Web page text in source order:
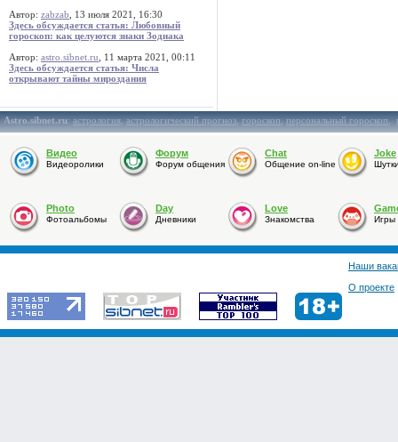
Автор: zabzab , 13 июля 2021, 16:30
Здесь обсуждается статья: Любовный
гороскоп: как целуются знаки Зодиака
Автор: astro.sibnet.ru , 11 марта 2021, 00:11
Здесь обсуждается статья: Числа
открывают тайны мироздания
Astro.sibnet.ru:астрология,астрологический прогноз,гороскоп,персональный гороскоп,
Видео
Видеоролики
Форум
Форум общения
Chat
Общение on-line
Joke
Photo
Фотоальбомы
Day
Дневники
Love
Знакомства Игры
Наши
О проекте